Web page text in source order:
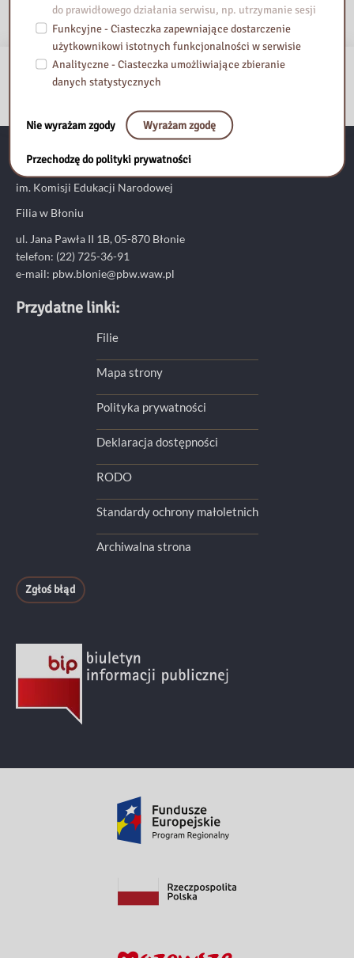
Pedagogiczna Biblioteka Wojewódzka
im. Komisji Edukacji Narodowej
Filia w Błoniu
ul. Jana Pawła II 1B, 05-870 Błonie
telefon: (22) 725-36-91
e-mail: pbw.blonie@pbw.waw.pl
Przydatne linki:
Filie
Mapa strony
Polityka prywatności
Deklaracja dostępności
RODO
Standardy ochrony małoletnich
Archiwalna strona
Zgłoś błąd
do prawidłowego działania serwisu, np. utrzymanie sesji
Funkcyjne - Ciasteczka zapewniające dostarczenie
użytkownikowi istotnych funkcjonalności w serwisie
Analityczne - Ciasteczka umożliwiające zbieranie
danych statystycznych
Nie wyrażam zgody Wyrażam zgodę
Przechodzę do polityki prywatności